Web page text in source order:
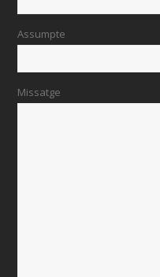
Assumpte
Missatge